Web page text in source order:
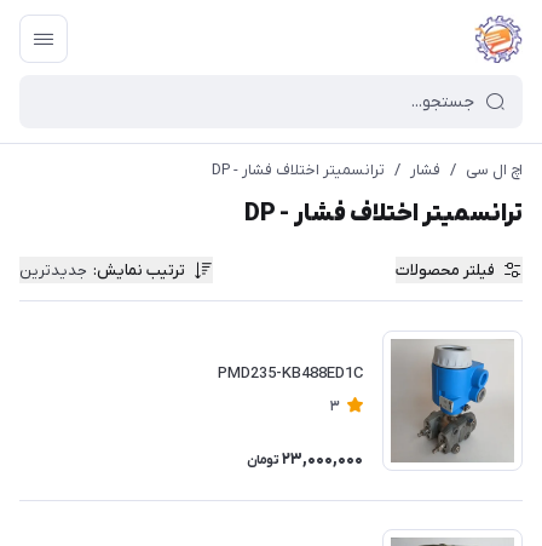
اچ ال سی / فشار / ترانسمیتر اختلاف فشار - DP
ترانسمیتر اختلاف فشار - DP
فیلتر محصولات ترتیب نمایش: جدیدترین
PMD235-KB488ED1C
3
23,000,000 تومان